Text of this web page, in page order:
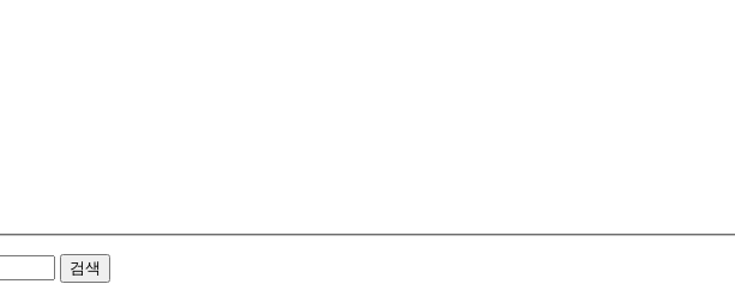
검색